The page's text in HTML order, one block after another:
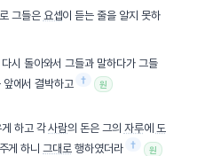
그들은요셉이 듣는 줄을 알지 못하
시 돌아와서 그들과 말하다가 그들
에서 결박하고 † 원
게 하고 각사람의 돈은 그의 자루에 도
게 하니그대로행하였더라 † 원